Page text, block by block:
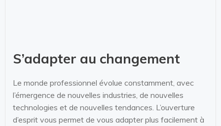
S’adapter au changement
Le monde professionnel évolue constamment, avec
l’émergence de nouvelles industries, de nouvelles
technologies et de nouvelles tendances. L’ouverture
d’esprit vous permet de vous adapter plus facilement à